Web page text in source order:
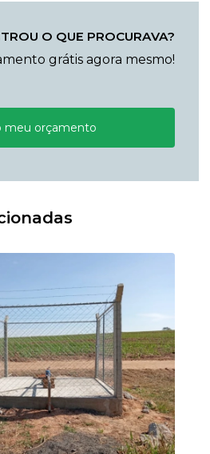
O QUE PROCURAVA?
grátis agora mesmo!
meu orçamento